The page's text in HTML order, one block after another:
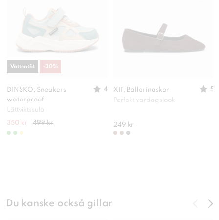
DINSKO, Sneakers
waterproof
4
Lättviktssula
350 kr 499 kr
Vattentät -30%
XIT, Ballerinaskor
5
Perfekt vardagslook
249 kr
Du kanske också gillar